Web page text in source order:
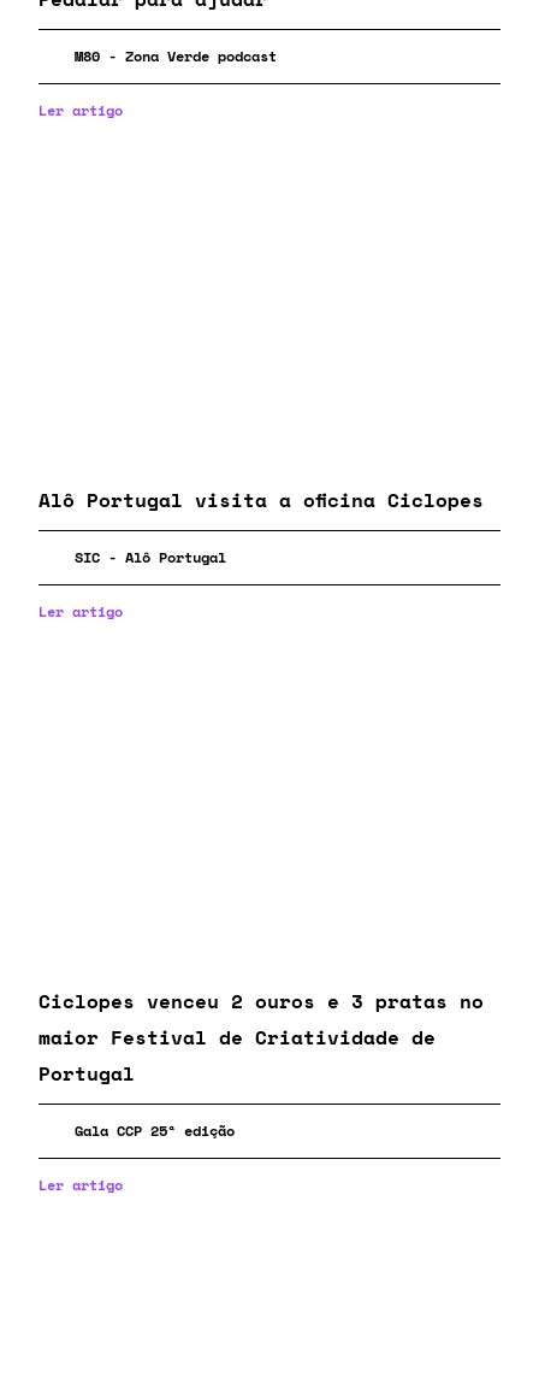
M80 - Zona Verde podcast
Ler artigo
Alô Portugal visita a oficina Ciclopes
SIC - Alô Portugal
Ler artigo
Ciclopes venceu 2 ouros e 3 pratas no
maior Festival de Criatividade de
Portugal
Gala CCP 25ª edição
Ler artigo